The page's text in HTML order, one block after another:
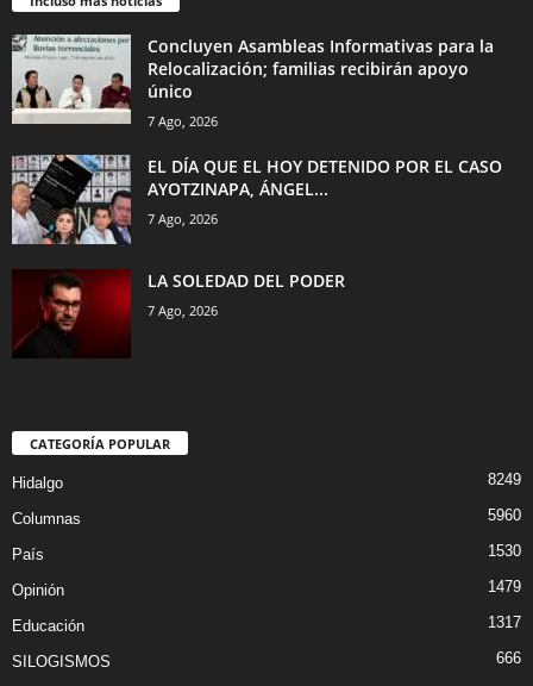
Concluyen Asambleas Informativas para la
Relocalización; familias recibirán apoyo
único
7 Ago, 2026
EL DÍA QUE EL HOY DETENIDO POR EL CASO
AYOTZINAPA, ÁNGEL...
7 Ago, 2026
LA SOLEDAD DEL PODER
7 Ago, 2026
CATEGORÍA POPULAR
Hidalgo 8249
Columnas 5960
País 1530
Opinión 1479
Educación 1317
SILOGISMOS
666